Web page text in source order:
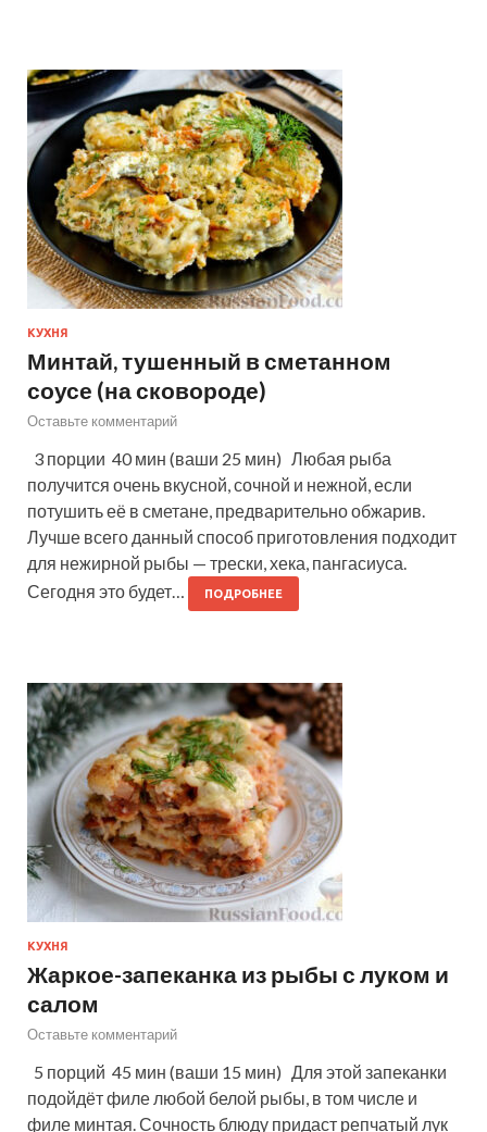
КУХНЯ
Минтай, тушенный в сметанном
соусе (на сковороде)
Оставьте комментарий
3 порции 40 мин (ваши 25 мин) Любая рыба
получится очень вкусной, сочной и нежной, если
потушить её в сметане, предварительно обжарив.
Лучше всего данный способ приготовления подходит
для нежирной рыбы — трески, хека, пангасиуса.
Сегодня это будет…
ПОДРОБНЕЕ
КУХНЯ
Жаркое-запеканка из рыбы с луком и
салом
Оставьте комментарий
5 порций 45 мин (ваши 15 мин) Для этой запеканки
подойдёт филе любой белой рыбы, в том числе и
филе минтая. Сочность блюду придаст репчатый лук